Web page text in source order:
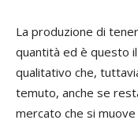
La produzione di
quantità ed è questo
qualitativo che,
temuto, anche se
mercato che si